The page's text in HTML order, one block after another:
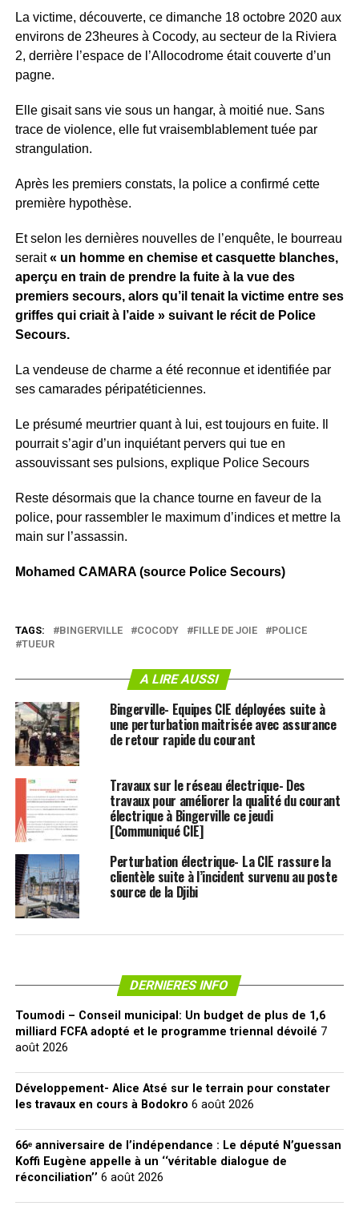
La victime, découverte, ce dimanche 18 octobre 2020 aux
environs de 23heures à Cocody, au secteur de la Riviera
2, derrière l’espace de l’Allocodrome était couverte d’un
pagne.
Elle gisait sans vie sous un hangar, à moitié nue. Sans
trace de violence, elle fut vraisemblablement tuée par
strangulation.
Après les premiers constats, la police a confirmé cette
première hypothèse.
Et selon les dernières nouvelles de l’enquête, le bourreau
serait« un homme en chemise et casquette blanches,
aperçu en train de prendre la fuite à la vue des
premiers secours, alors qu’il tenait la victime entre ses
griffes qui criait à l’aide » suivant le récit de Police
Secours.
La vendeuse de charme a été reconnue et identifiée par
ses camarades péripatéticiennes.
Le présumé meurtrier quant à lui, est toujours en fuite. Il
pourrait s’agir d’un inquiétant pervers qui tue en
assouvissant ses pulsions, explique Police Secours
Reste désormais que la chance tourne en faveur de la
police, pour rassembler le maximum d’indices et mettre la
main sur l’assassin.
Mohamed CAMARA (source Police Secours)
TAGS: BINGERVILLE COCODY FILLE DE JOIE
POLICE
TUEUR
A LIRE AUSSI
Bingerville- Equipes CIE déployées suite à
une perturbation maitrisée avec assurance
de retour rapide du courant
Travaux sur le réseau électrique- Des
travaux pour améliorer la qualité du courant
électrique à Bingerville ce jeudi
[Communiqué CIE]
Perturbation électrique- La CIE rassure la
clientèle suite à l’incident survenu au poste
source de la Djibi
DERNIERES INFO
Toumodi – Conseil municipal: Un budget de plus de 1,6
milliard FCFA adopté et le programme triennal dévoilé 7
août 2026
Développement- Alice Atsé sur le terrain pour constater
les travaux en cours à Bodokro 6 août 2026
66ᵉ anniversaire de l’indépendance : Le député N’guessan
Koffi Eugène appelle à un ‘‘véritable dialogue de
réconciliation’’ 6 août 2026